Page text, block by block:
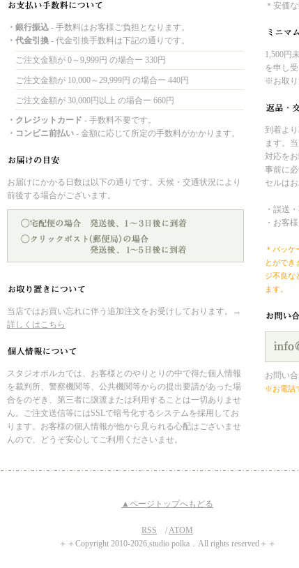
・銀行振込 - 手数料はお客様ご負担となります。
・代金引換 - 代金引換手数料は下記の通りです。
ご注文金額が 0～9,999円 の場合ー 330円
ご注文金額が 10,000～29,999円 の場合ー 440円
ご注文金額が 30,000円以上 の場合ー 660円
・クレジットカード - 手数料不要です。
・コンビニ前払い - 金額に応じて所定の手数料がかかります。
お届けにかかる日数は以下の通りです。天候・交通状況により
前後する場合がございます。
当店ではお買い忘れに伴う追加注文をお受けしております。→
詳しくはこちら
スタジオポルカでは、お客様とのやりとりの中で得た個人情報
を裁判所、警察機関等、公共機関等からの提出要請があった場
合をのぞき、第三者に譲渡または利用することは一切ありませ
ん。ご注文送信等にはSSLで暗号化するシステムを採用してお
ります。お客様の個人情報が他から見られる心配はございませ
んので、どうぞ安心してご利用くださいませ。
＊安価
1,500円
を申し受
※お取り
到着よ
ます。
対応を
事前に
セルは
・誤送
・お客
＊パッケ
とができ
ジ不良な
ます。
お問い
※お電話
▲ページトップへもどる
RSS /ATOM
＋＋Copyright 2010‐2026,studio polka．All rights reserved＋＋